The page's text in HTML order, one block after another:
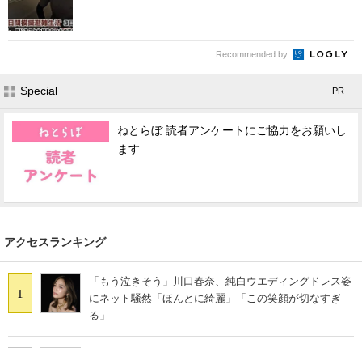
Recommended by
Special - PR -
ねとらぼ 読者アンケートにご協力をお願いし
ます
アクセスランキング
1
「もう泣きそう」川口春奈、純白ウエディングドレス姿
にネット騒然「ほんとに綺麗」「この笑顔が切なすぎ
る」